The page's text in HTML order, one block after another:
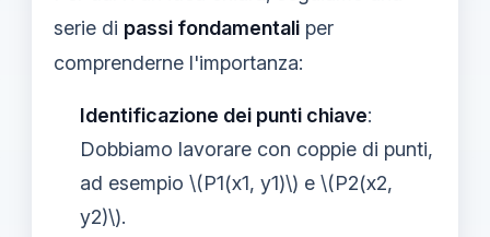
serie di passi fondamentali per
comprenderne l'importanza:
Identificazione dei punti chiave:
Dobbiamo lavorare con coppie di punti,
ad esempio \(P1(x1, y1)\) e \(P2(x2,
y2)\).